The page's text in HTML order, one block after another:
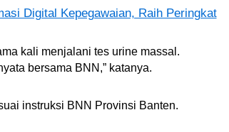
Digital Kepegawaian, Raih Peringkat
kali menjalani tes urine massal.
bersama BNN,” katanya.
instruksi BNN Provinsi Banten.